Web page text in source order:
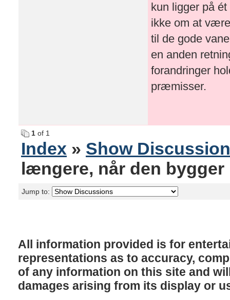
kun ligger på
ikke om at
til de gode
en anden
forandringer
præmisser.
1 of 1
Index » Show
længere, når den bygger
Jump to:
All information provided is for
representations as to accuracy,
of any information on this site and
damages arising from its display or